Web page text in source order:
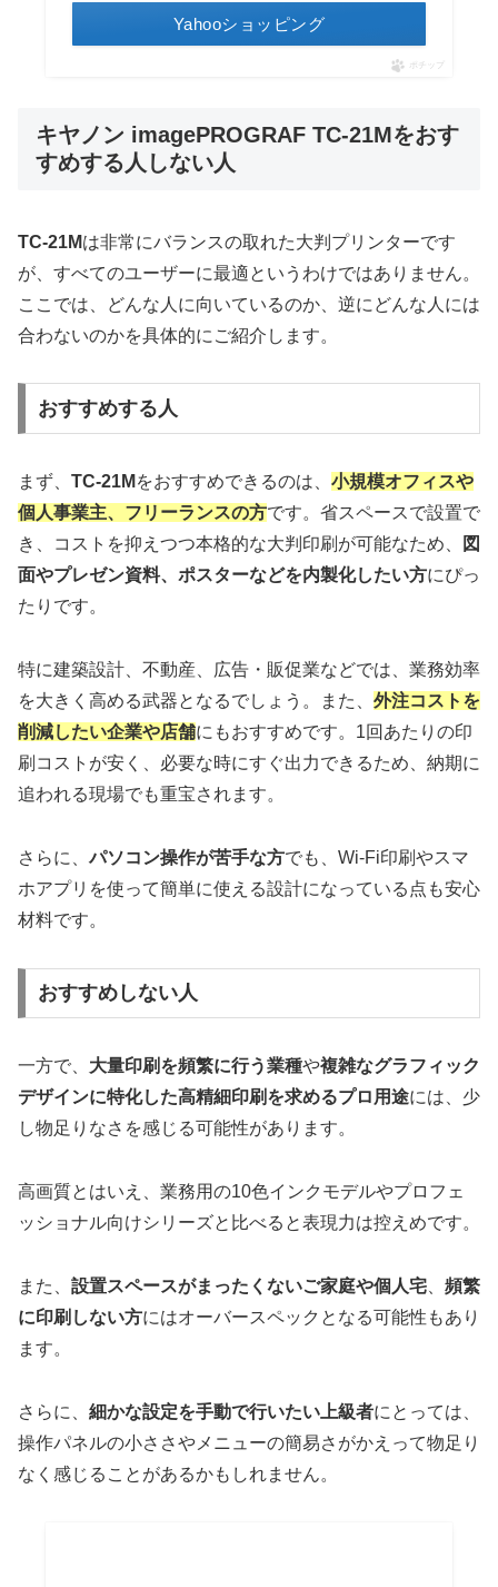
Yahooショッピング
ポチップ
キヤノン imagePROGRAF TC-21Mをおす
すめする人しない人
TC-21Mは非常にバランスの取れた大判プリンターです
が、すべてのユーザーに最適というわけではありません。
ここでは、どんな人に向いているのか、逆にどんな人には
合わないのかを具体的にご紹介します。
おすすめする人
まず、 TC-21M をおすすめできるのは、 小規模オフィスや
個人事業主、フリーランスの方です。省スペースで設置で
き、コストを抑えつつ本格的な大判印刷が可能なため、
図
面やプレゼン資料、ポスターなどを内製化したい方にぴっ
たりです。
特に建築設計、不動産、広告・販促業などでは、業務効率
を大きく高める武器となるでしょう。また、 外注コストを
削減したい企業や店舗にもおすすめです。1回あたりの印
刷コストが安く、必要な時にすぐ出力できるため、納期に
追われる現場でも重宝されます。
さらに、パソコン操作が苦手な方でも、Wi-Fi印刷やスマ
ホアプリを使って簡単に使える設計になっている点も安心
材料です。
おすすめしない人
一方で、 大量印刷を頻繁に行う業種や複雑なグラフィック
デザインに特化した高精細印刷を求めるプロ用途には、少
し物足りなさを感じる可能性があります。
高画質とはいえ、業務用の10色インクモデルやプロフェ
ッショナル向けシリーズと比べると表現力は控えめです。
また、 設置スペースがまったくないご家庭や個人宅
頻繁
に印刷しない方にはオーバースペックとなる可能性もあり
ます。
さらに、 細かな設定を手動で行いたい上級者にとっては、
操作パネルの小ささやメニューの簡易さがかえって物足り
なく感じることがあるかもしれません。